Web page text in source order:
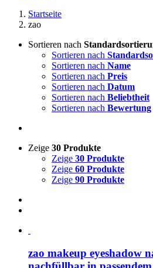
Startseite
zao
Sortieren nach
Sortieren nach
Sortieren nach Name
Sortieren nach Preis
Sortieren nach Datum
Sortieren nach Beliebtheit
Sortieren nach Bewertung
Zeige 30 Produkte
Zeige 30 Produkte
Zeige 60 Produkte
Zeige 90 Produkte
zao makeup eyeshadow